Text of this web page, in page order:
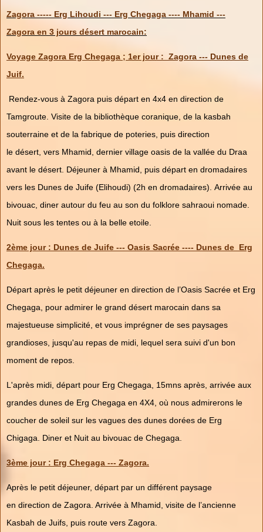
Zagora ----- Erg Lihoudi --- Erg Chegaga ---- Mhamid ---
Zagora en 3 jours désert marocain:
Voyage Zagora Erg Chegaga ; 1er jour : Zagora --- Dunes de
Juif.
Rendez-vous à Zagora puis départ en 4x4 en direction de
Tamgroute. Visite de la bibliothèque coranique, de la kasbah
souterraine et de la fabrique de poteries, puis direction
le désert, vers Mhamid, dernier village oasis de la vallée du Draa
avant le désert. Déjeuner à Mhamid, puis départ en dromadaires
vers les Dunes de Juife (Elihoudi) (2h en dromadaires). Arrivée au
bivouac, diner autour du feu au son du folklore sahraoui nomade.
Nuit sous les tentes ou à la belle etoile.
2ème jour : Dunes de Juife --- Oasis Sacrée ---- Dunes de Erg
Chegaga.
Départ après le petit déjeuner en direction de l’Oasis Sacrée et Erg
Chegaga, pour admirer le grand désert marocain dans sa
majestueuse simplicité, et vous imprégner de ses paysages
grandioses, jusqu'au repas de midi, lequel sera suivi d'un bon
moment de repos.
L'après midi, départ pour Erg Chegaga, 15mns après, arrivée aux
grandes dunes de Erg Chegaga en 4X4, où nous admirerons le
coucher de soleil sur les vagues des dunes dorées de Erg
Chigaga. Diner et Nuit au bivouac de Chegaga.
3ème jour : Erg Chegaga --- Zagora.
Après le petit déjeuner, départ par un différent paysage
en direction de Zagora. Arrivée à Mhamid, visite de l’ancienne
Kasbah de Juifs, puis route vers Zagora.